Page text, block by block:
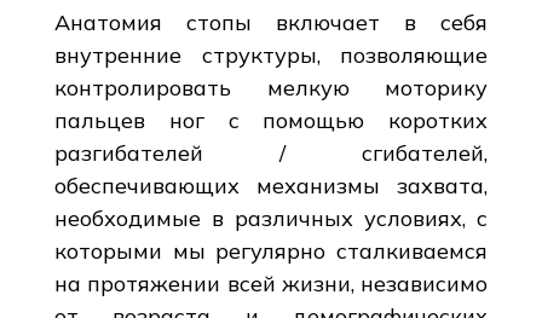
Анатомия стопы включает в себя
внутренние структуры, позволяющие
контролировать мелкую моторику
пальцев ног с помощью коротких
разгибателей / сгибателей,
обеспечивающих механизмы захвата,
необходимые в различных условиях, с
которыми мы регулярно сталкиваемся
на протяжении всей жизни, независимо